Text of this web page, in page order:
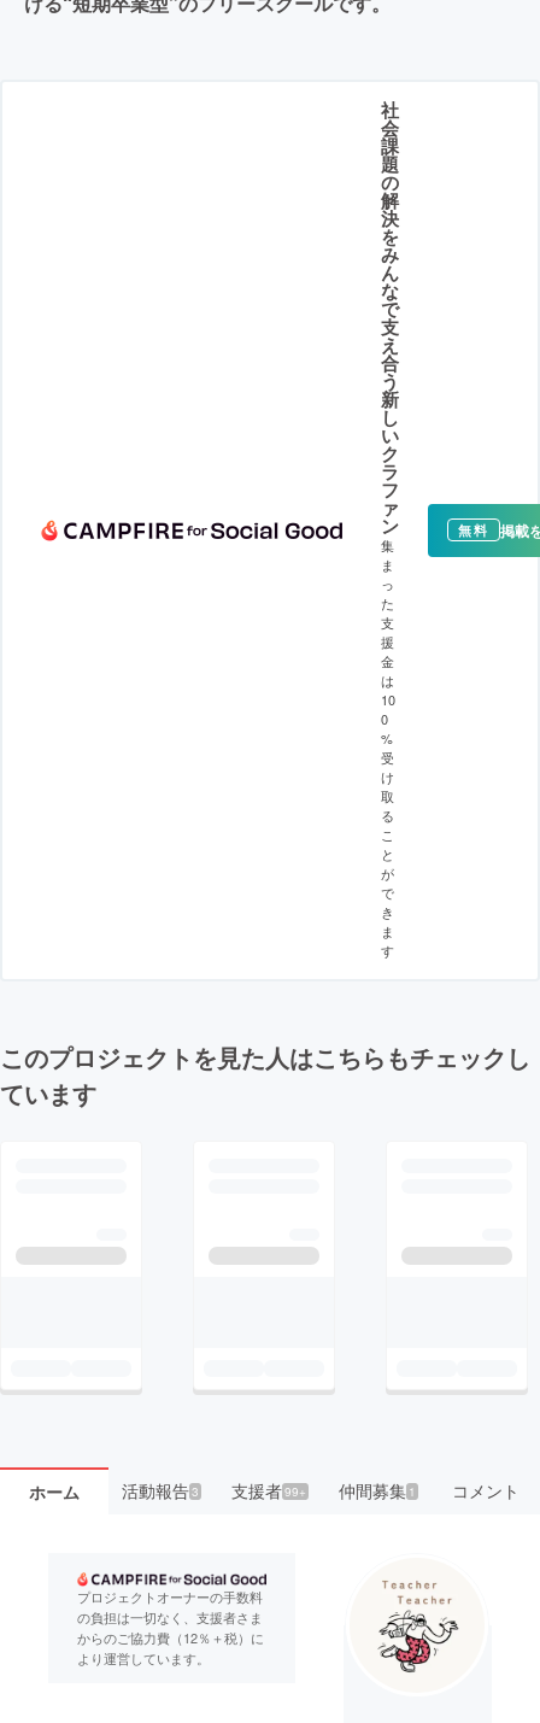
社
会
課
題
の
解
決
を
み
ん
な
で
支
え
合
う
新
し
い
ク
ラ
フ
ァ
ン
集
ま
っ
た
支
援
金
は
10
0
%
受
け
取
る
こ
と
が
で
き
ま
す
無料 掲載
このプロジェクトを見た人はこちらもチェックし
ています
ホーム 活動報告3 支援者99+ 仲間募集 1 コメント
プロジェクトオーナーの手数料
の負担は一切なく、支援者さま
からのご協力費（12％＋税）に
より運営しています。